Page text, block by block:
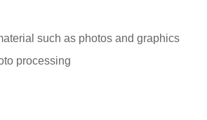
such as photos and graphics
processing